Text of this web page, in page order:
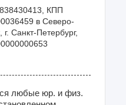
КПП
в Северо-
Санкт-Петербург,
любые юр. и физ.